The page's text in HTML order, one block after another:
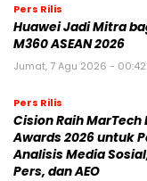
Pers Rilis
Huawei Jadi Mitra
M360 ASEAN 2026
Jumat, 7 Agu 2026 - 00:42
Pers Rilis
Cision Raih
Awards 2026 untuk
Analisis Media
Pers, dan AEO